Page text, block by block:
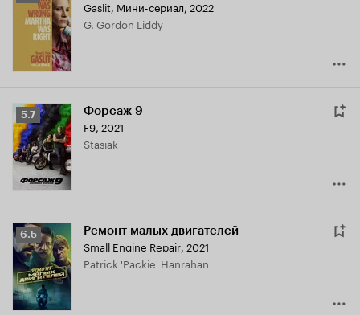
Кинопоиска
6.7
Gaslit, Мини-сериал, 2022
G. Gordon Liddy
Рейтинг
Кинопоиска
5.7
5.7 Форсаж 9
F9, 2021
Stasiak
Рейтинг
Кинопоиска
6.5
6.5 Ремонт малых двигателей
Small Engine Repair, 2021
Patrick 'Packie' Hanrahan